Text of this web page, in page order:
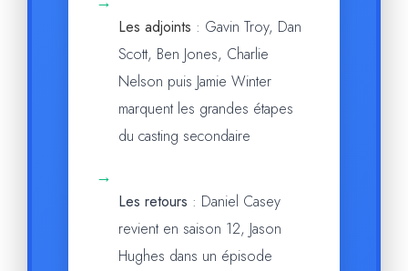
Les adjoints : Gavin Troy, Dan
Scott, Ben Jones, Charlie
Nelson puis Jamie Winter
marquent les grandes étapes
du casting secondaire
→
Les retours : Daniel Casey
revient en saison 12, Jason
Hughes dans un épisode